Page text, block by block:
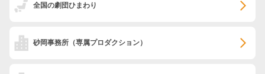
全国の劇団ひまわり
砂岡事務所 （専属プロダクション）